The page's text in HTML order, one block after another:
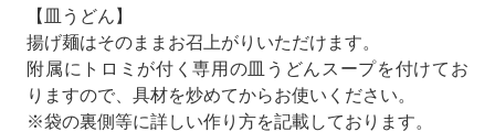
【皿うどん】
揚げ麺はそのままお召上がりいただけます。
附属にトロミが付く専用の皿うどんスープを付けてお
りますので、具材を炒めてからお使いください。
※袋の裏側等に詳しい作り方を記載しております。